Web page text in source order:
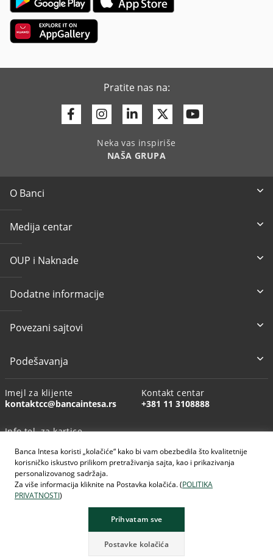
Banca Intesa koristi „kolačiće“ kako bi vam obezbedila što kvalitetnije
korisničko iskustvo prilikom pretraživanja sajta, kao i prikazivanja
personalizovanog sadržaja.
Za više informacija kliknite na Postavka kolačića. (POLITIKA
PRIVATNOSTI)
Prihvatam sve
Postavke kolačića
Pratite nas na:
FacebookInstagram
LinkedinTwitter
Neka vas inspiriše
NAŠA GRUPA
O Banci
Medija centar
OUP i Naknade
Dodatne informacije
Povezani sajtovi
Podešavanja
Imejl za klijente
kontaktcc@bancaintesa.rs
Kontakt centar
+381 11 3108888
Info tel. za kartice